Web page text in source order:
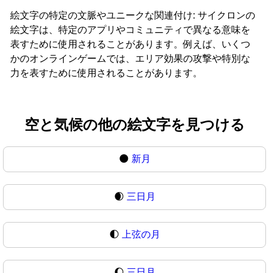
絵文字の特定の文脈やユニークな関連付け: サイクロンの
絵文字は、特定のアプリやコミュニティで異なる意味を
表すために使用されることがあります。例えば、いくつ
かのオンラインゲームでは、エリア効果の攻撃や特別な
力を表すために使用されることがあります。
空と気候の他の絵文字を見つける
🌑 新月
🌒 三日月
🌓 上弦の月